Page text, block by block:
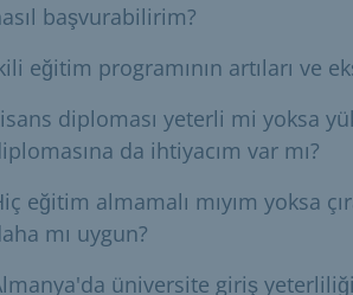
başvurabilirim?
eğitim programının artıları ve
diploması yeterli mi yoksa
da ihtiyacım var mı?
eğitim almamalı mıyım yoksa
mı uygun?
üniversite giriş